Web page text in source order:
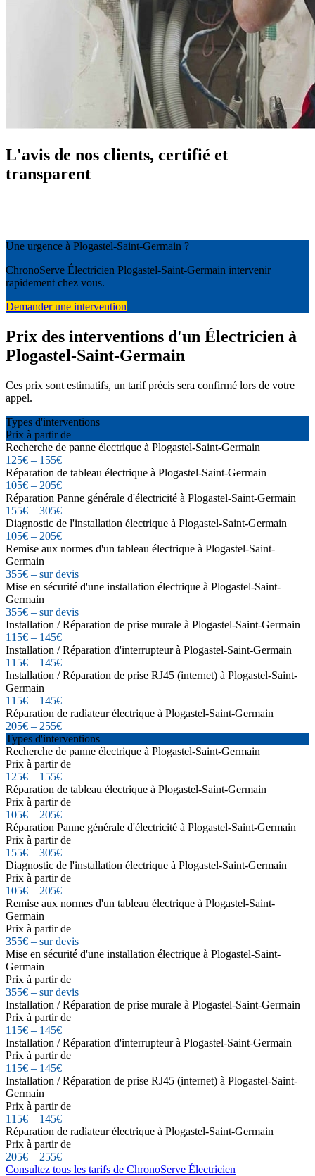
L'avis de nos clients, certifié et
transparent
Une urgence à Plogastel-Saint-Germain ?
ChronoServe Électricien Plogastel-Saint-Germain intervenir
rapidement chez vous.
Demander une intervention
Prix des interventions d'un Électricien à
Plogastel-Saint-Germain
Ces prix sont estimatifs, un tarif précis sera confirmé lors de votre
appel.
Types d'interventions
Prix à partir de
Recherche de panne électrique à Plogastel-Saint-Germain
125€ – 155€
Réparation de tableau électrique à Plogastel-Saint-Germain
105€ – 205€
Réparation Panne générale d'électricité à Plogastel-Saint-Germain
155€ – 305€
Diagnostic de l'installation électrique à Plogastel-Saint-Germain
105€ – 205€
Remise aux normes d'un tableau électrique à Plogastel-Saint-
Germain
355€ – sur devis
Mise en sécurité d'une installation électrique à Plogastel-Saint-
Germain
355€ – sur devis
Installation / Réparation de prise murale à Plogastel-Saint-Germain
115€ – 145€
Installation / Réparation d'interrupteur à Plogastel-Saint-Germain
115€ – 145€
Installation / Réparation de prise RJ45 (internet) à Plogastel-Saint-
Germain
115€ – 145€
Réparation de radiateur électrique à Plogastel-Saint-Germain
205€ – 255€
Types d'interventions
Recherche de panne électrique à Plogastel-Saint-Germain
Prix à partir de
125€ – 155€
Réparation de tableau électrique à Plogastel-Saint-Germain
Prix à partir de
105€ – 205€
Réparation Panne générale d'électricité à Plogastel-Saint-Germain
Prix à partir de
155€ – 305€
Diagnostic de l'installation électrique à Plogastel-Saint-Germain
Prix à partir de
105€ – 205€
Remise aux normes d'un tableau électrique à Plogastel-Saint-
Germain
Prix à partir de
355€ – sur devis
Mise en sécurité d'une installation électrique à Plogastel-Saint-
Germain
Prix à partir de
355€ – sur devis
Installation / Réparation de prise murale à Plogastel-Saint-Germain
Prix à partir de
115€ – 145€
Installation / Réparation d'interrupteur à Plogastel-Saint-Germain
Prix à partir de
115€ – 145€
Installation / Réparation de prise RJ45 (internet) à Plogastel-Saint-
Germain
Prix à partir de
115€ – 145€
Réparation de radiateur électrique à Plogastel-Saint-Germain
Prix à partir de
205€ – 255€
Consultez tous les tarifs de ChronoServe Électricien